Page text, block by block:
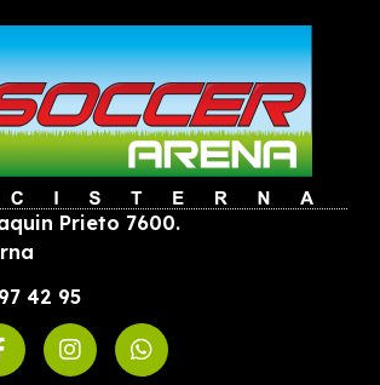
Prieto 7600.
42 95